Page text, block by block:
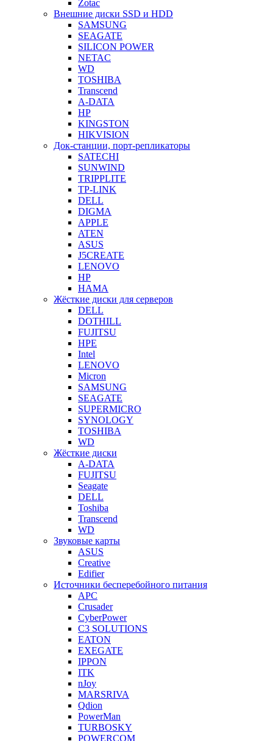
Zotac
Внешние диски SSD и HDD
SAMSUNG
SEAGATE
SILICON POWER
NETAC
WD
TOSHIBA
Transcend
A-DATA
HP
KINGSTON
HIKVISION
Док-станции, порт-репликаторы
SATECHI
SUNWIND
TRIPPLITE
TP-LINK
DELL
DIGMA
APPLE
ATEN
ASUS
J5CREATE
LENOVO
HP
HAMA
Жёсткие диски для серверов
DELL
DOTHILL
FUJITSU
HPE
Intel
LENOVO
Micron
SAMSUNG
SEAGATE
SUPERMICRO
SYNOLOGY
TOSHIBA
WD
Жёсткие диски
A-DATA
FUJITSU
Seagate
DELL
Toshiba
Transcend
WD
Звуковые карты
ASUS
Creative
Edifier
Источники бесперебойного питания
APC
Crusader
CyberPower
C3 SOLUTIONS
EATON
EXEGATE
IPPON
ITK
nJoy
MARSRIVA
Qdion
PowerMan
TURBOSKY
POWERCOM